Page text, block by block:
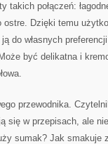
takich połączeń:
ostre. Dzięki temu
do własnych
być delikatna i
przewodnika.
się w przepisach, ale
sumak? Jak smakuje